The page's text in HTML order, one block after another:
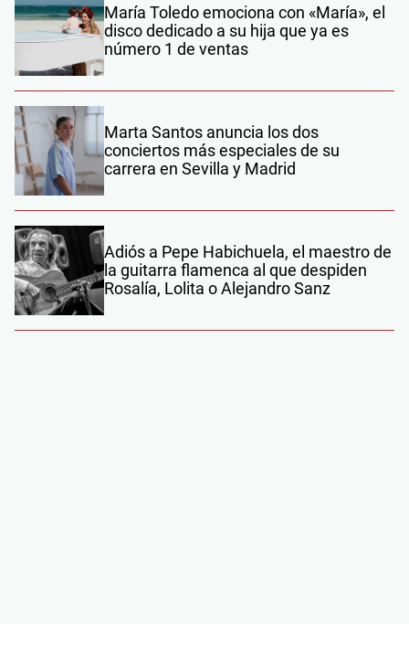
María Toledo emociona con «María», el
disco dedicado a su hija que ya es
número 1 de ventas
Marta Santos anuncia los dos
conciertos más especiales de su
carrera en Sevilla y Madrid
Adiós a Pepe Habichuela, el maestro de
la guitarra flamenca al que despiden
Rosalía, Lolita o Alejandro Sanz